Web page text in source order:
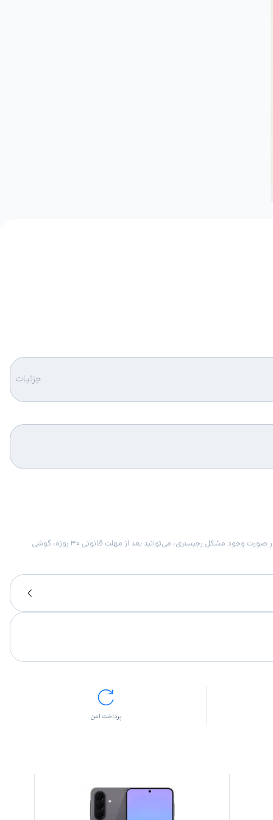
جزئیات
امکان برگشت کالا در گروه موبایل با دلیل “انصراف از خرید“ تنها در صورتی مورد قبول است که پلمب کالا باز نشده باشد. تمام گوشی‌های جی‌اس‌ام ضمانت رجیستری دارند. در صورت وجود مشکل رجیستری، می‌توانید بعد از مهلت قانونی ۳۰ روزه، گوشی
پرداخت امن